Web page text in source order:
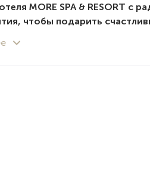
MORE SPA & RESORT с
чтобы подарить